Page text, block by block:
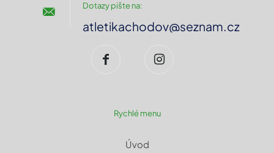
Dotazy pište na:
atletikachodov@seznam.cz
Rychlé menu
Úvod